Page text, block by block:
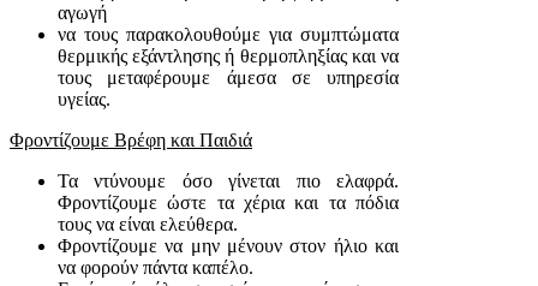
αγωγή
να τους παρακολουθούμε για συμπτώματα
θερμικής εξάντλησης ή θερμοπληξίας και να
τους μεταφέρουμε άμεσα σε υπηρεσία
υγείας.
Φροντίζουμε Βρέφη και Παιδιά
Τα ντύνουμε όσο γίνεται πιο ελαφρά.
Φροντίζουμε ώστε τα χέρια και τα πόδια
τους να είναι ελεύθερα.
Φροντίζουμε να μην μένουν στον ήλιο και
να φορούν πάντα καπέλο.